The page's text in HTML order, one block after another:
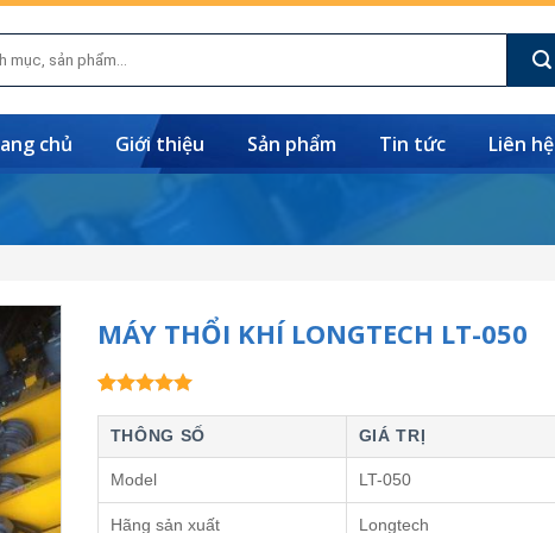
chủ Giới thiệu Sản phẩm Tin tức Liên hệ
MÁY THỔI KHÍ LONGTECH LT-050
dựa trên
THÔNG SỐ GIÁ TRỊ
Model LT-050
Hãng sản xuất Longtech